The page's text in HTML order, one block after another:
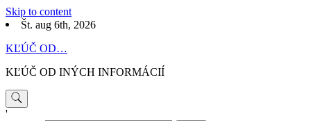
Skip to content
Št. aug 6th, 2026
KĽÚČ OD…
KĽÚČ OD INÝCH INFORMÁCIÍ
'